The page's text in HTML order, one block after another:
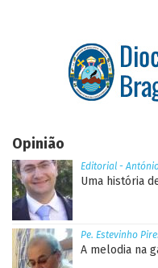
Opinião
Editorial -
Uma história
Pe. Estevinho
A melodia na